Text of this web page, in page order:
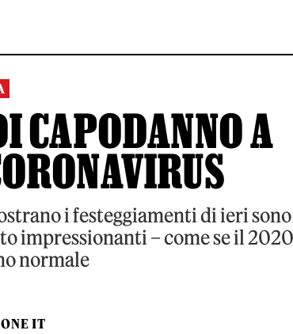
CAPODANNO A
i festeggiamenti di ieri sono
impressionanti – come se il 2020
normale
IT